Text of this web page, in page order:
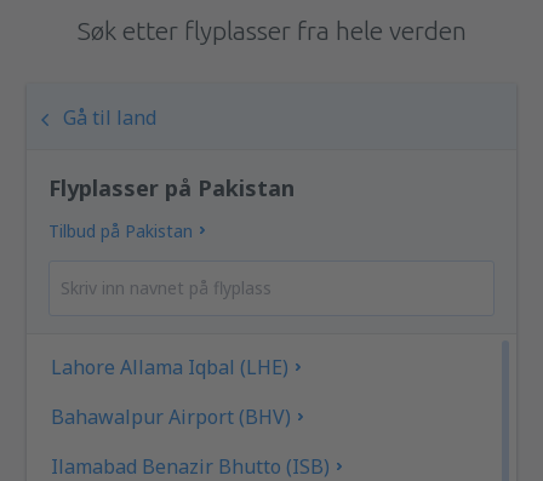
Søk etter flyplasser fra hele verden
Gå til land
Flyplasser på Pakistan
Tilbud på Pakistan
Lahore Allama Iqbal (LHE)
Bahawalpur Airport (BHV)
Ilamabad Benazir Bhutto (ISB)